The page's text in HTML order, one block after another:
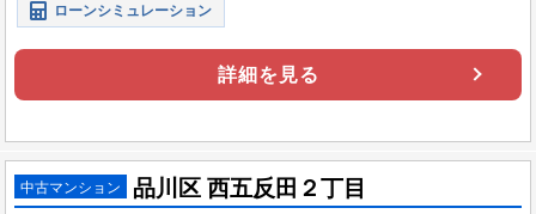
ローンシミュレーション
詳細を見る
中古マンション 品川区 西五反田２丁目